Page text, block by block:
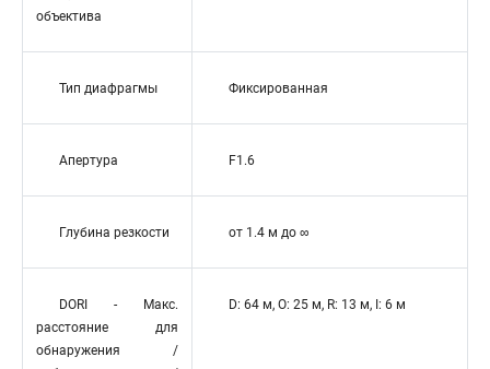
объектива
Тип диафрагмы Фиксированная
Апертура F1.6
Глубина резкости от 1.4 м до ∞
DORI - Макс.
расстояние для
обнаружения /
D: 64 м, O: 25 м, R: 13 м, I: 6 м